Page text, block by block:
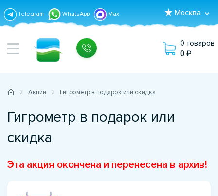
Telegram WhatsApp Max Москва
0 товаров
0
Акции Гигрометр в подарок или скидка
Гигрометр в подарок или
скидка
Эта акция окончена и перенесена в архив!